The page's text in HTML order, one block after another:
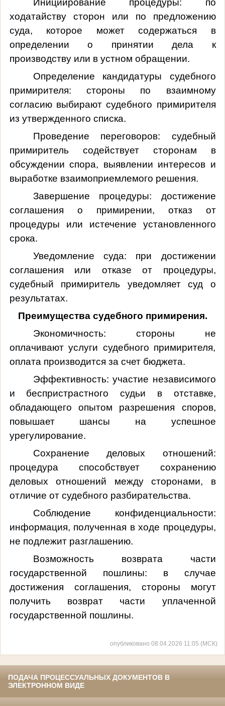
ходатайству сторон или по предложению
суда, которое может содержаться в
определении о принятии дела к
производству или в устном обращении.
Определение кандидатуры судебного
примирителя: стороны по взаимному
согласию выбирают судебного примирителя
из утвержденного списка.
Проведение переговоров: судебный
примиритель содействует сторонам в
обсуждении спора, выявлении интересов и
выработке взаимоприемлемого решения.
Завершение процедуры: достижение
соглашения о примирении, отказ от
процедуры или истечение установленного
срока.
Уведомление суда: при достижении
соглашения или отказе от процедуры,
судебный примиритель уведомляет суд о
результатах.
Преимущества судебного примирения.
Экономичность: стороны не
оплачивают услуги судебного примирителя,
оплата производится за счет бюджета.
Эффективность: участие независимого
и беспристрастного судьи в отставке,
обладающего опытом разрешения споров,
повышает шансы на успешное
урегулирование.
Сохранение деловых отношений:
процедура способствует сохранению
деловых отношений между сторонами, в
отличие от судебного разбирательства.
Соблюдение конфиденциальности:
информация, полученная в ходе процедуры,
не подлежит разглашению.
Возможность возврата части
государственной пошлины: в случае
достижения соглашения, стороны могут
получить возврат части уплаченной
государственной пошлины.
опубликовано 08.04.2026 11:05 (МСК)
ПОДАЧА ПРОЦЕССУАЛЬНЫХ ДОКУМЕНТОВ В
ЭЛЕКТРОННОМ ВИДЕ